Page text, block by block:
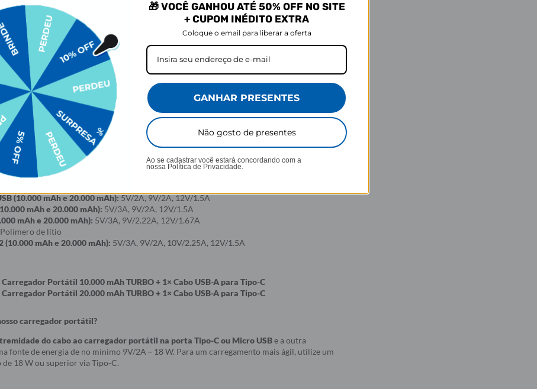
seu ritmo e na medida que você precisa. ⚡
Gocase Fast Charge, disponível nas versões 10.000 mAh e 20.000 mAh, é o seu aliado
lá em cima, seja no dia a dia ou nos momentos em que você precisa de uma energia
leve, compacto e disponível nas cores Preto e Branco, combina funcionalidade com estilo.
favorita e leve sua personalidade até na hora de recarregar o teu celular!
mAh – 3.7 V / 10.000 mAh / 20.000 mAh – 3.7 V / 20.000 mAh
mAh – 13,68 × 6,80 × 1,55 cm / 20.000 mAh – 13,92 × 6,90 × 2,75 cm
– 222 g / 20.000 mAh – 414 g
universal
(10.000 mAh e 20.000 mAh):5V/2A, 9V/2A, 12V/1.5A
mAh e 20.000 mAh): 5V/3A, 9V/2A, 12V/1.5A
mAh e 20.000 mAh): 5V/3A, 9V/2.22A, 12V/1.67A
Polímero de lítio
(10.000 mAh e 20.000 mAh): 5V/3A, 9V/2A, 10V/2.25A, 12V/1.5A
Carregador Portátil 10.000 mAh TURBO + 1× Cabo USB-A para Tipo-C
Carregador Portátil 20.000 mAh TURBO + 1× Cabo USB-A para Tipo-C
carregador portátil?
do cabo ao carregador portátil na porta Tipo-C ou Micro USBe a outra
fonte de energia de no mínimo 9V/2A – 18 W. Para um carregamento mais ágil, utilize um
18 W ou superior via Tipo-C.
🎁 VOCÊ GANHOU ATÉ 50% OFF NO SITE
+ CUPOM INÉDITO EXTRA
Coloque o email para liberar a oferta
GANHAR PRESENTES
Não gosto de presentes
Ao se cadastrar você estará concordando com a
nossa Política de Privacidade.